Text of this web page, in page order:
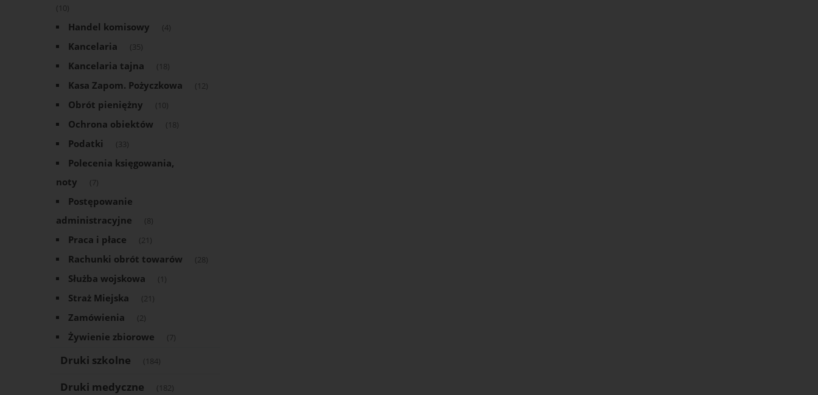
(10)
Handel komisowy (4)
Kancelaria (35)
Kancelaria tajna (18)
Kasa Zapom. Pożyczkowa (12)
Obrót pieniężny (10)
Ochrona obiektów (18)
Podatki (33)
Polecenia księgowania,
noty
(7)
Postępowanie
administracyjne
(8)
Praca i płace (21)
Rachunki obrót towarów (28)
Służba wojskowa (1)
Straż Miejska (21)
Zamówienia (2)
Żywienie zbiorowe (7)
Druki szkolne (184)
Druki medyczne (182)